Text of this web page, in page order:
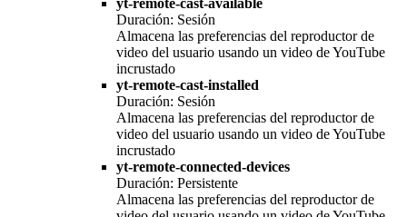
yt-remote-cast-available
Duración: Sesión
Almacena las preferencias del reproductor de
video del usuario usando un video de YouTube
incrustado
yt-remote-cast-installed
Duración: Sesión
Almacena las preferencias del reproductor de
video del usuario usando un video de YouTube
incrustado
yt-remote-connected-devices
Duración: Persistente
Almacena las preferencias del reproductor de